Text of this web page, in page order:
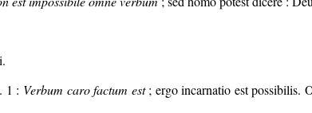
1 : Verbum caro factum est; ergo incarnatio est possibilis.